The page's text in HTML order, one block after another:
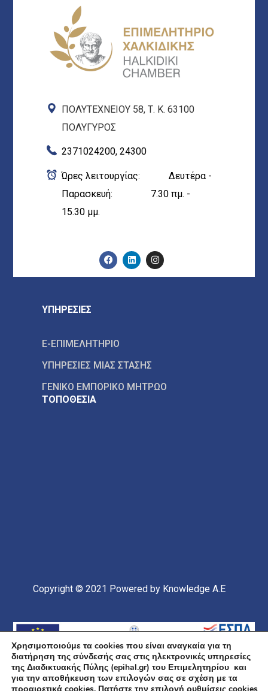
ΠΟΛΥΤΕΧΝΕΙΟΥ 58, Τ. Κ. 63100
ΠΟΛΥΓΥΡΟΣ
2371024200, 24300
Ώρες λειτουργίας: Δευτέρα -
Παρασκευή: 7.30 πμ. -
15.30 μμ.
ΥΠΗΡΕΣΙΕΣ
E-ΕΠΙΜΕΛΗΤΗΡΙΟ
ΥΠΗΡΕΣΙΕΣ ΜΙΑΣ ΣΤΑΣΗΣ
ΓΕΝΙΚΟ ΕΜΠΟΡΙΚΟ ΜΗΤΡΩΟ
ΤΟΠΟΘΕΣΙΑ
Copyright © 2021 Powered by Knowledge A.E
Χρησιμοποιούμε τα cookies που είναι αναγκαία για τη
διατήρηση της σύνδεσής σας στις ηλεκτρονικές υπηρεσίες
της Διαδικτυακής Πύλης (epihal.gr) του Επιμελητηρίου και
για την αποθήκευση των επιλογών σας σε σχέση με τα